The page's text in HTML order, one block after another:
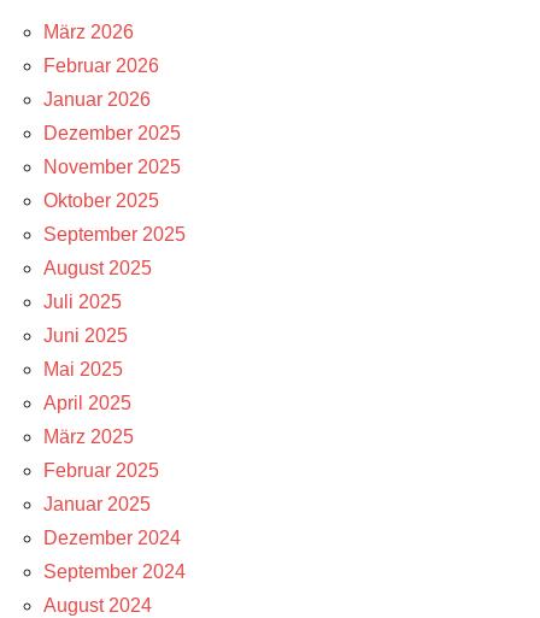
März 2026
Februar 2026
Januar 2026
Dezember 2025
November 2025
Oktober 2025
September 2025
August 2025
Juli 2025
Juni 2025
Mai 2025
April 2025
März 2025
Februar 2025
Januar 2025
Dezember 2024
September 2024
August 2024